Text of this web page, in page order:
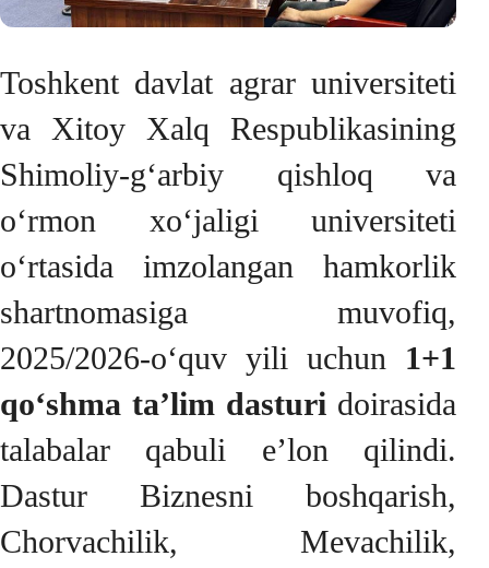
Toshkent davlat agrar universiteti
va Xitoy Xalq Respublikasining
Shimoliy-g‘arbiy qishloq va
o‘rmon xo‘jaligi universiteti
o‘rtasida imzolangan hamkorlik
shartnomasiga muvofiq,
2025/2026-o‘quv yili uchun 1+1
qo‘shma ta’lim dasturi doirasida
talabalar qabuli e’lon qilindi.
Dastur Biznesni boshqarish,
Chorvachilik, Mevachilik,